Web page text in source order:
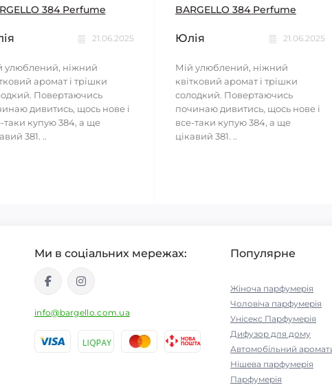
384 Perfume
21.06.2025
улюблений, ніжний
аромат і трішки
Повертаючись
дивитись, щось нове і
таки купую 384, а ще
381. ..
BARGELLO 384 Perfume
Юлія 21.06.2025
Мій улюблений, ніжний
квітковий аромат і трішки
солодкий. Повертаючись
починаю дивитись, щось нове і
все-таки купую 384, а ще
цікавий 381. ..
Ми в соціальних мережах:
info@bargello.com.ua
Популярне
Жіноча парфумерія
Чоловіча парфумерія
Унісекс Парфумерія
Дифузор для дому
Автомобільний
Нішева парфумерія
Парфумерія